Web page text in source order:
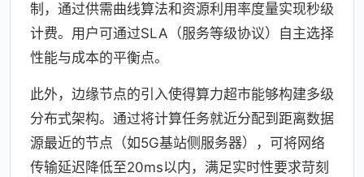
制，通过供需曲线算法和资源利用率度量实现秒级
计费。用户可通过SLA（服务等级协议）自主选择
性能与成本的平衡点。
此外，边缘节点的引入使得算力超市能够构建多级
分布式架构。通过将计算任务就近分配到距离数据
源最近的节点（如5G基站侧服务器），可将网络
传输延迟降低至20ms以内，满足实时性要求苛刻